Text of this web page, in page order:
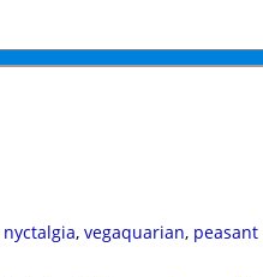
nyctalgia, vegaquarian,